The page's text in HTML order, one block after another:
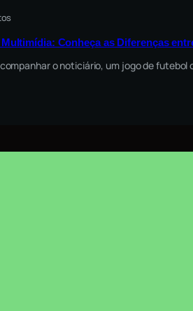
Conheça as Diferenças
o noticiário, um jogo de